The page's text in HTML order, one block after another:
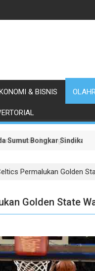
& BISNIS
Sumut Bongkar Sindikat
Jagung Lapas
Permalukan Golden
Golden State